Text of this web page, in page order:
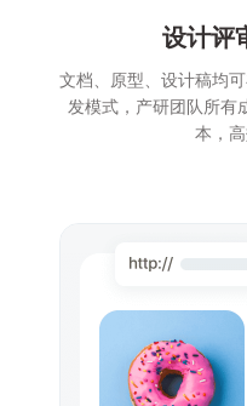
设计评
文档、原型、设计稿均
发模式，产研团队所有
本，高